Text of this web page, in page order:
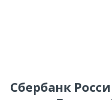
Сбербанк